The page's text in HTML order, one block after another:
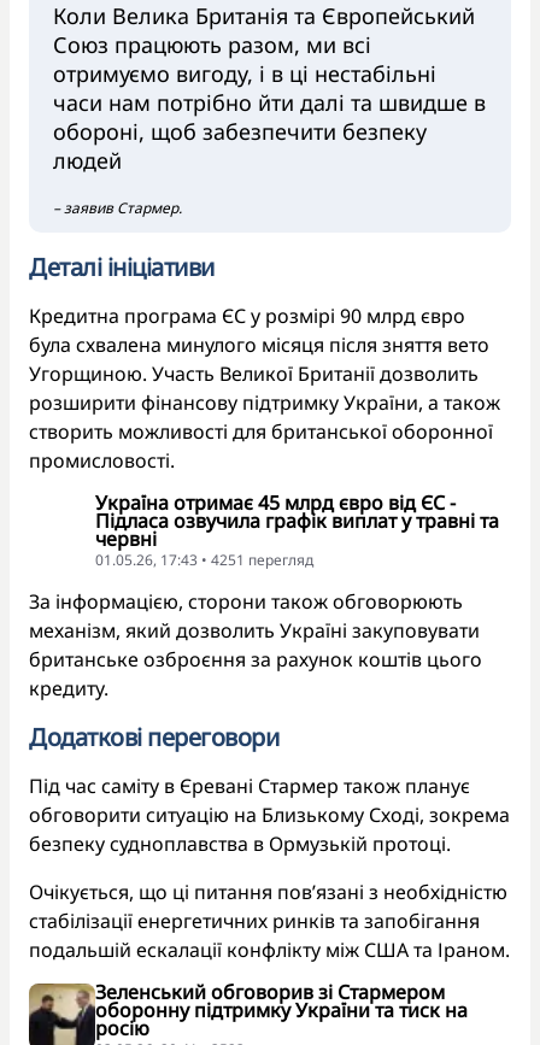
Коли Велика Британія та Європейський
Союз працюють разом, ми всі
отримуємо вигоду, і в ці нестабільні
часи нам потрібно йти далі та швидше в
обороні, щоб забезпечити безпеку
людей
– заявив Стармер.
Деталі ініціативи
Кредитна програма ЄС у розмірі 90 млрд євро
була схвалена минулого місяця після зняття вето
Угорщиною. Участь Великої Британії дозволить
розширити фінансову підтримку України, а також
створить можливості для британської оборонної
промисловості.
Україна отримає 45 млрд євро від ЄС -
Підласа озвучила графік виплат у травні та
червні
01.05.26, 17:43 • 4251 перегляд
За інформацією, сторони також обговорюють
механізм, який дозволить Україні закуповувати
британське озброєння за рахунок коштів цього
кредиту.
Додаткові переговори
Під час саміту в Єревані Стармер також планує
обговорити ситуацію на Близькому Сході, зокрема
безпеку судноплавства в Ормузькій протоці.
Очікується, що ці питання пов’язані з необхідністю
стабілізації енергетичних ринків та запобігання
подальшій ескалації конфлікту між США та Іраном.
Зеленський обговорив зі Стармером
оборонну підтримку України та тиск на
росію